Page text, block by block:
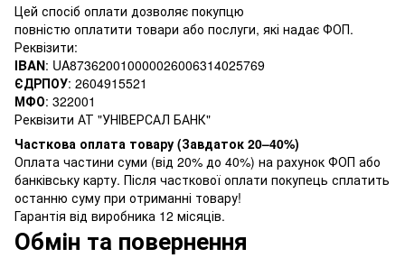
Цей спосіб оплати дозволяє покупцю
повністю оплатити товари або послуги, які надає ФОП.
Реквізити:
IBAN: UA873620010000026006314025769
ЄДРПОУ: 2604915521
МФО: 322001
Реквізити АТ "УНІВЕРСАЛ БАНК"
Часткова оплата товару (Завдаток 20–40%)
Оплата частини суми (від 20% до 40%) на рахунок ФОП або
банківську карту. Після часткової оплати покупець сплатить
останню суму при отриманні товару!
Гарантія від виробника 12 місяців.
Обмін та повернення